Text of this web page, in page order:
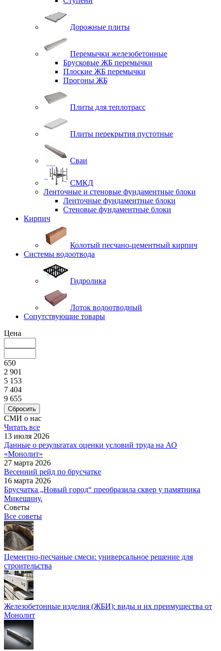
Дорожные плиты
Перемычки железобетонные
Брусковые ЖБ перемычки
Плоские ЖБ перемычки
Прогоны ЖБ
Плиты для теплотрасс
Плиты перекрытия пустотные
Сваи
СМКД
Ленточные и стеновые фундаментные блоки
Ленточные фундаментные блоки
Стеновые фундаментные блоки
Кирпич
Колотый песчано-цементный кирпич
Системы водоотвода
Гидролика
Лоток водоотводный
Сопутствующие товары
Цена
650
2 901
5 153
7 404
9 655
Сбросить
СМИ о нас
Читать все
13 июля 2026
Данные о результатах оценки условий труда на АО
«Монолит»
27 марта 2026
Весенний рейд по брусчатке
16 марта 2026
Брусчатка „Новый город“ преобразила сквер у памятника
Микешину.
Советы
Все советы
Цементно-песчаные смеси: универсальное решение для
строительства
Железобетонные изделия (ЖБИ): виды и их преимущества от
Монолит